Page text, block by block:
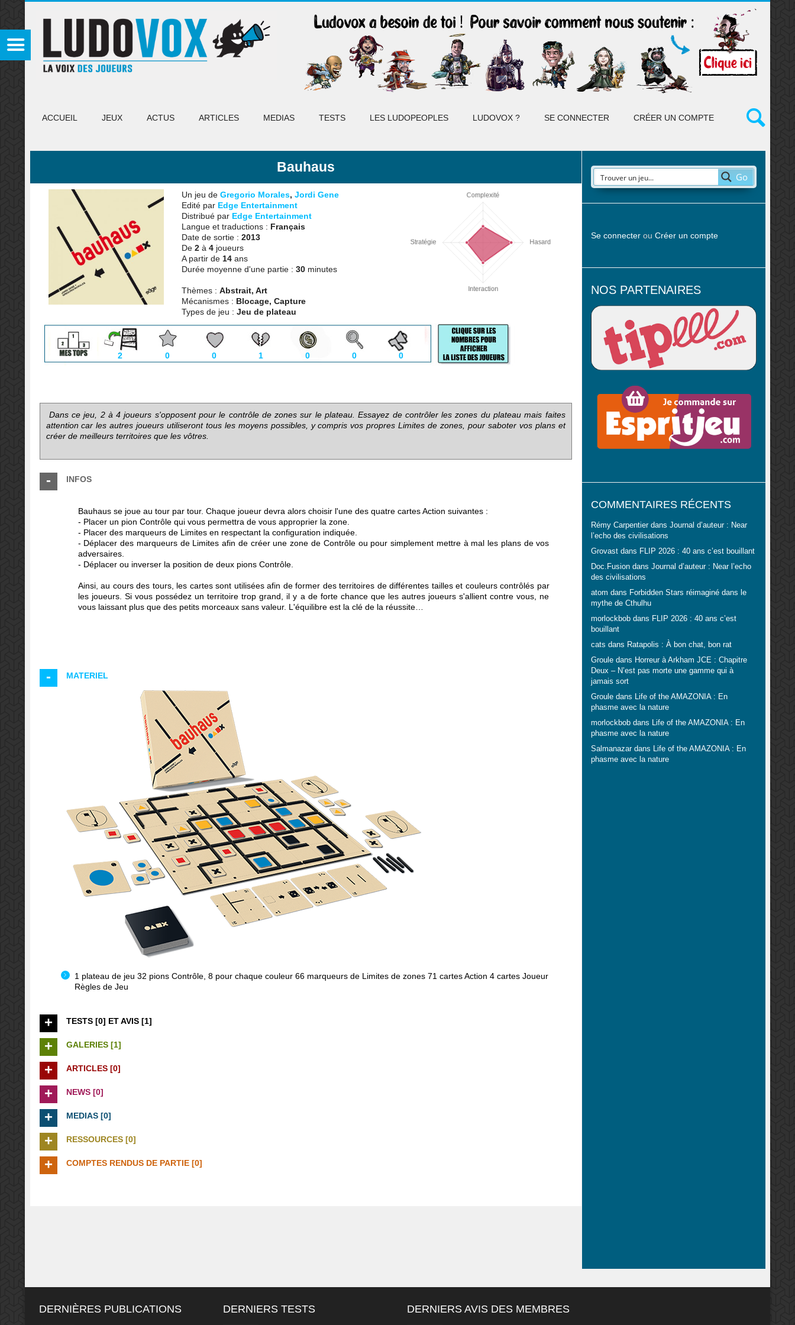
ACCUEIL JEUX ACTUS ARTICLES MEDIAS TESTS LES LUDOPEOPLES LUDOVOX ? SE CONNECTER CRÉER UN COMPTE
Bauhaus
Un jeu de Gregorio Morales, Jordi Gene
Edité par Edge Entertainment
Distribué par Edge Entertainment
Langue et traductions : Français
Date de sortie : 2013
De 2à 4joueurs
A partir de 14ans
Durée moyenne d'une partie : 30minutes
Thèmes : Abstrait, Art
Mécanismes : Blocage, Capture
Types de jeu : Jeu de plateau
2 0 0 1 0 0 0
Dans ce jeu, 2 à 4 joueurs s'opposent pour le contrôle de zones sur le plateau. Essayez de contrôler les zones du plateau mais faites
attention car les autres joueurs utiliseront tous les moyens possibles, y compris vos propres Limites de zones, pour saboter vos plans et
créer de meilleurs territoires que les vôtres.
INFOS
Bauhaus se joue au tour par tour. Chaque joueur devra alors choisir l'une des quatre cartes Action suivantes :
- Placer un pion Contrôle qui vous permettra de vous approprier la zone.
- Placer des marqueurs de Limites en respectant la configuration indiquée.
- Déplacer des marqueurs de Limites afin de créer une zone de Contrôle ou pour simplement mettre à mal les plans de vos
adversaires.
- Déplacer ou inverser la position de deux pions Contrôle.
Ainsi, au cours des tours, les cartes sont utilisées afin de former des territoires de différentes tailles et couleurs contrôlés par
les joueurs. Si vous possédez un territoire trop grand, il y a de forte chance que les autres joueurs s'allient contre vous, ne
vous laissant plus que des petits morceaux sans valeur. L'équilibre est la clé de la réussite…
MATERIEL
1 plateau de jeu 32 pions Contrôle, 8 pour chaque couleur 66 marqueurs de Limites de zones 71 cartes Action 4 cartes Joueur
Règles de Jeu
TESTS [0] ET AVIS [1]
GALERIES [1]
ARTICLES [0]
NEWS [0]
MEDIAS [0]
RESSOURCES [0]
COMPTES RENDUS DE PARTIE [0]
Go
Se connecterou Créer un compte
NOS PARTENAIRES
COMMENTAIRES RÉCENTS
Rémy Carpentierdans Journal d’auteur : Near
l’echo des civilisations
Grovastdans FLIP 2026 : 40 ans c’est bouillant
Doc.Fusiondans Journal d’auteur : Near l’echo
des civilisations
atom dans Forbidden Stars réimaginé dans le
mythe de Cthulhu
morlockbobdans FLIP 2026 : 40 ans c’est
bouillant
cats dans Ratapolis : À bon chat, bon rat
Grouledans Horreur à Arkham JCE : Chapitre
Deux – N’est pas morte une gamme qui à
jamais sort
Grouledans Life of the AMAZONIA : En
phasme avec la nature
morlockbobdans Life of the AMAZONIA : En
phasme avec la nature
Salmanazardans Life of the AMAZONIA : En
phasme avec la nature
DERNIÈRES PUBLICATIONS DERNIERS TESTS DERNIERS AVIS DES MEMBRES